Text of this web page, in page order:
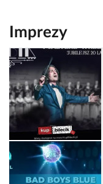
Imprezy